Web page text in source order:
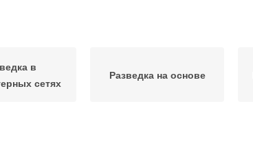
в
сетях
Разведка на основе